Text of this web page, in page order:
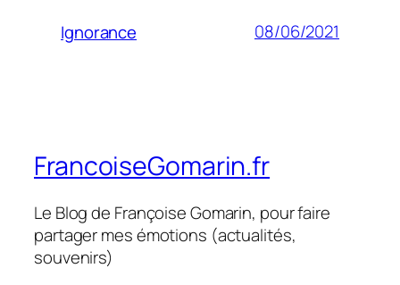
Ignorance 08/06/2021
FrancoiseGomarin.fr
Le Blog de Françoise Gomarin, pour faire
partager mes émotions (actualités,
souvenirs)